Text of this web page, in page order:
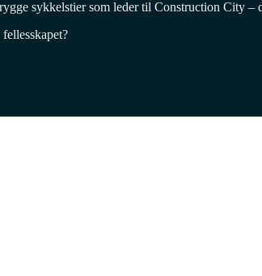
sykkelstier som leder til Construction City